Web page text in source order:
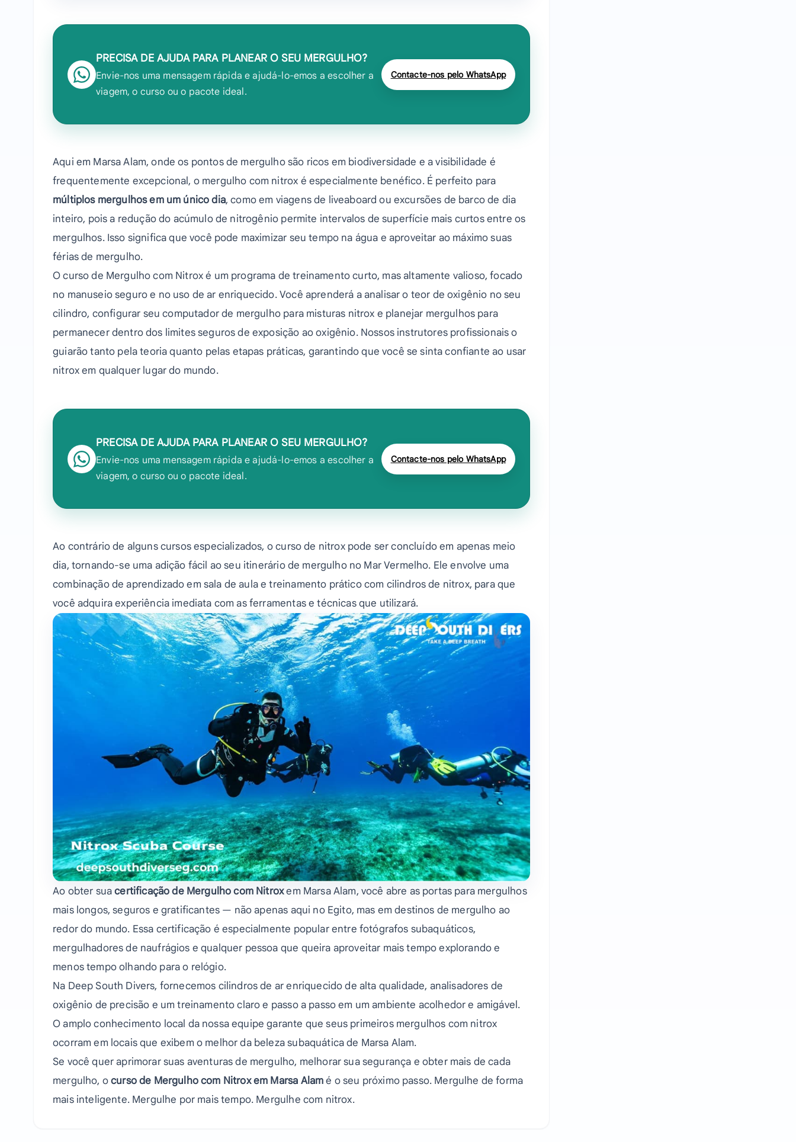
PRECISA DE AJUDA PARA PLANEAR O SEU MERGULHO?
Envie-nos uma mensagem rápida e ajudá-lo-emos a escolher a
viagem, o curso ou o pacote ideal.
Contacte-nos pelo WhatsApp
Aqui em Marsa Alam, onde os pontos de mergulho são ricos em biodiversidade e a visibilidade é
frequentemente excepcional, o mergulho com nitrox é especialmente benéfico. É perfeito para
múltiplos mergulhos em um único dia, como em viagens de liveaboard ou excursões de barco de dia
inteiro, pois a redução do acúmulo de nitrogênio permite intervalos de superfície mais curtos entre os
mergulhos. Isso significa que você pode maximizar seu tempo na água e aproveitar ao máximo suas
férias de mergulho.
O curso de Mergulho com Nitrox é um programa de treinamento curto, mas altamente valioso, focado
no manuseio seguro e no uso de ar enriquecido. Você aprenderá a analisar o teor de oxigênio no seu
cilindro, configurar seu computador de mergulho para misturas nitrox e planejar mergulhos para
permanecer dentro dos limites seguros de exposição ao oxigênio. Nossos instrutores profissionais o
guiarão tanto pela teoria quanto pelas etapas práticas, garantindo que você se sinta confiante ao usar
nitrox em qualquer lugar do mundo.
PRECISA DE AJUDA PARA PLANEAR O SEU MERGULHO?
Envie-nos uma mensagem rápida e ajudá-lo-emos a escolher a
viagem, o curso ou o pacote ideal.
Contacte-nos pelo WhatsApp
Ao contrário de alguns cursos especializados, o curso de nitrox pode ser concluído em apenas meio
dia, tornando-se uma adição fácil ao seu itinerário de mergulho no Mar Vermelho. Ele envolve uma
combinação de aprendizado em sala de aula e treinamento prático com cilindros de nitrox, para que
você adquira experiência imediata com as ferramentas e técnicas que utilizará.
Ao obter suacertificação de Mergulho com Nitroxem Marsa Alam, você abre as portas para mergulhos
mais longos, seguros e gratificantes — não apenas aqui no Egito, mas em destinos de mergulho ao
redor do mundo. Essa certificação é especialmente popular entre fotógrafos subaquáticos,
mergulhadores de naufrágios e qualquer pessoa que queira aproveitar mais tempo explorando e
menos tempo olhando para o relógio.
Na Deep South Divers, fornecemos cilindros de ar enriquecido de alta qualidade, analisadores de
oxigênio de precisão e um treinamento claro e passo a passo em um ambiente acolhedor e amigável.
O amplo conhecimento local da nossa equipe garante que seus primeiros mergulhos com nitrox
ocorram em locais que exibem o melhor da beleza subaquática de Marsa Alam.
Se você quer aprimorar suas aventuras de mergulho, melhorar sua segurança e obter mais de cada
mergulho, ocurso de Mergulho com Nitrox em Marsa Alamé o seu próximo passo. Mergulhe de forma
mais inteligente. Mergulhe por mais tempo. Mergulhe com nitrox.